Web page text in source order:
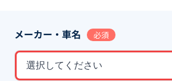
メーカー・車名 必須
選択してください